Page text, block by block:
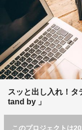
スッと出し入れ！
tand by 」
このプロジェクトは